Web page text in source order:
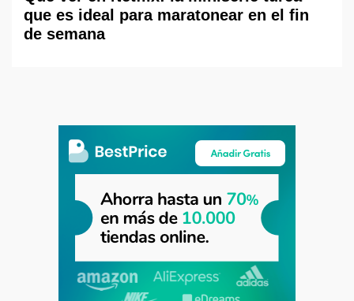
que es ideal para maratonear en el fin
de semana